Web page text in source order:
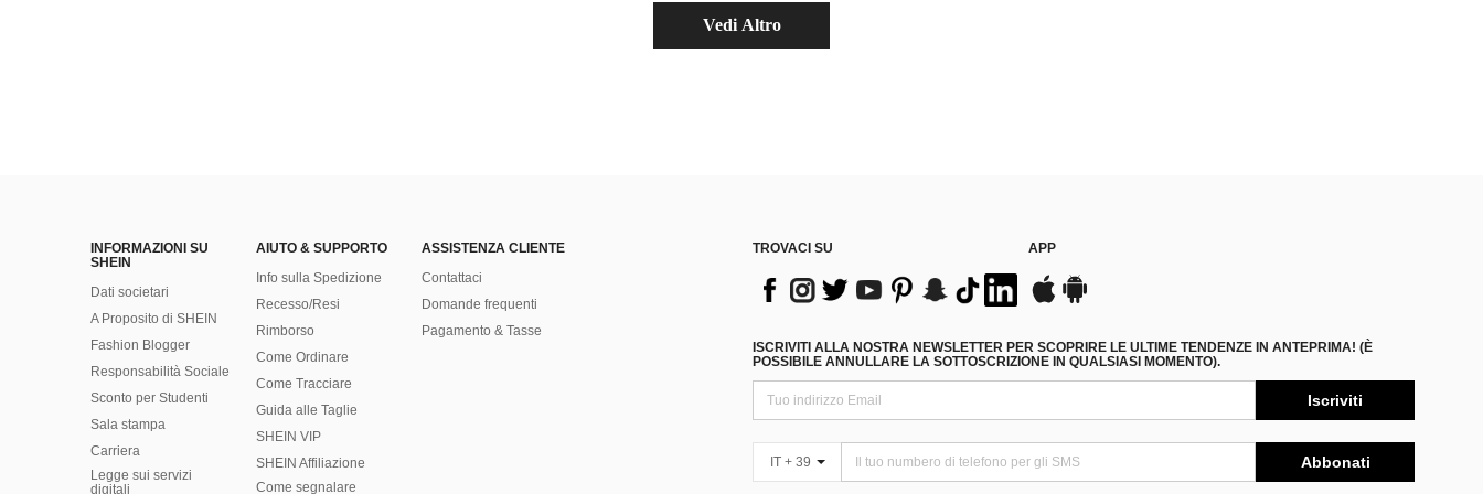
Vedi Altro
INFORMAZIONI SU
SHEIN
Dati societari
A Proposito di SHEIN
Fashion Blogger
Responsabilità Sociale
Sconto per Studenti
Sala stampa
Carriera
Legge sui servizi
digitali
AIUTO & SUPPORTO
Info sulla Spedizione
Recesso/Resi
Rimborso
Come Ordinare
Come Tracciare
Guida alle Taglie
SHEIN VIP
SHEIN Affiliazione
Come segnalare
ASSISTENZA CLIENTE
Contattaci
Domande frequenti
Pagamento & Tasse
TROVACI SU APP
ISCRIVITI ALLA NOSTRA NEWSLETTER PER SCOPRIRE LE ULTIME TENDENZE IN ANTEPRIMA! (È
POSSIBILE ANNULLARE LA SOTTOSCRIZIONE IN QUALSIASI MOMENTO).
Iscriviti
IT + 39 Abbonati